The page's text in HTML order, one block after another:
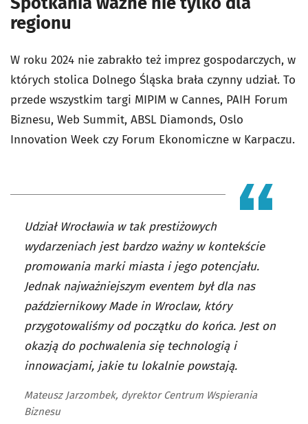
regionu
W roku 2024 nie zabrakło też imprez gospodarczych, w
których stolica Dolnego Śląska brała czynny udział. To
przede wszystkim targi MIPIM w Cannes, PAIH Forum
Biznesu, Web Summit, ABSL Diamonds, Oslo
Innovation Week czy Forum Ekonomiczne w Karpaczu.
Udział Wrocławia w tak prestiżowych
wydarzeniach jest bardzo ważny w kontekście
promowania marki miasta i jego potencjału.
Jednak najważniejszym eventem był dla nas
październikowy Made in Wroclaw, który
przygotowaliśmy od początku do końca. Jest on
okazją do pochwalenia się technologią i
innowacjami, jakie tu lokalnie powstają.
Mateusz Jarzombek, dyrektor Centrum Wspierania
Biznesu